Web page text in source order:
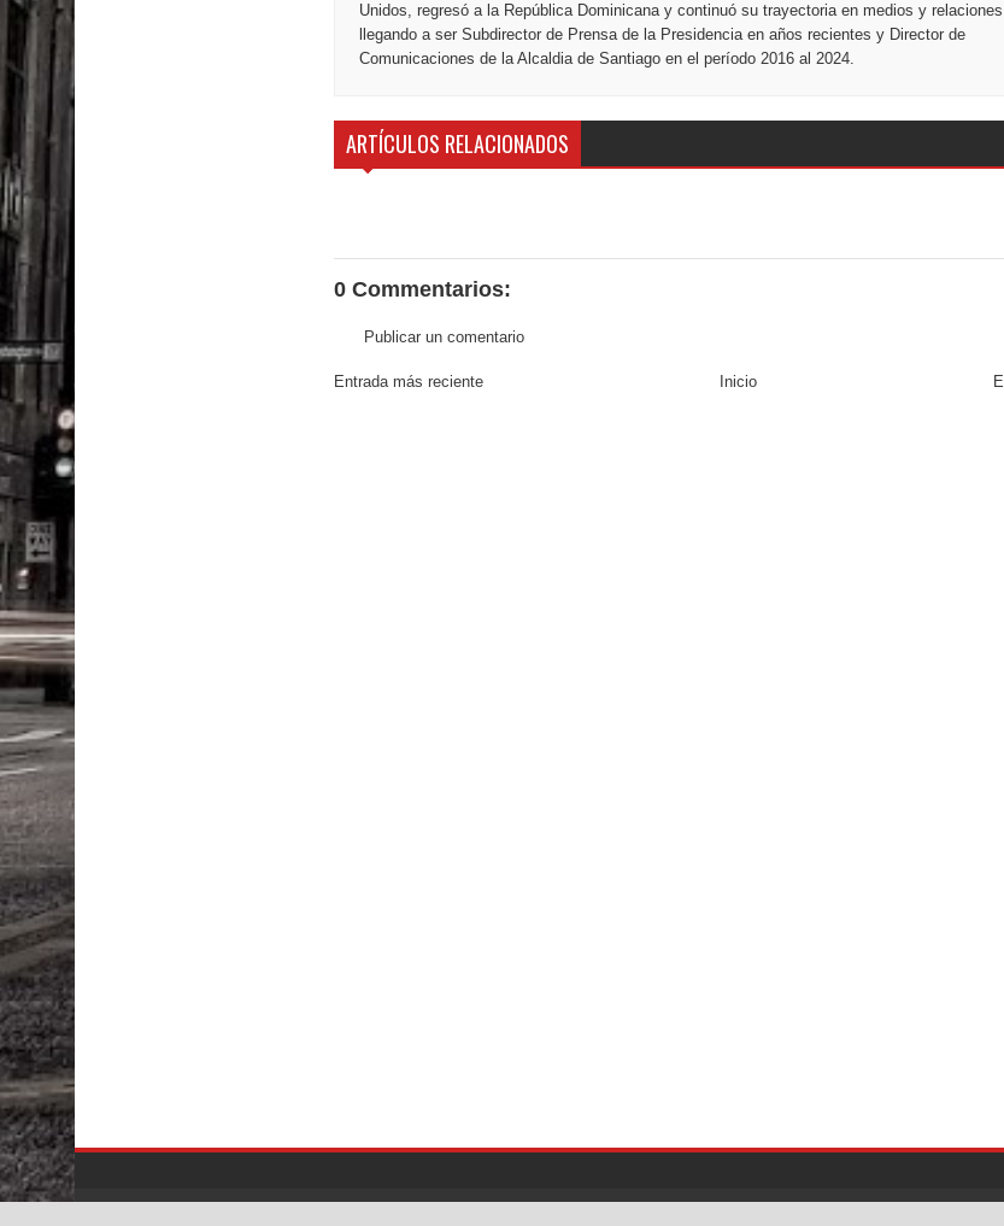
Unidos, regresó a la República Dominicana y continuó su trayectoria en medios y
llegando a ser Subdirector de Prensa de la Presidencia en años recientes y Director de
Comunicaciones de la Alcaldia de Santiago en el período 2016 al 2024.
ARTÍCULOS RELACIONADOS
0 Commentarios:
Publicar un comentario
Entrada más reciente Inicio